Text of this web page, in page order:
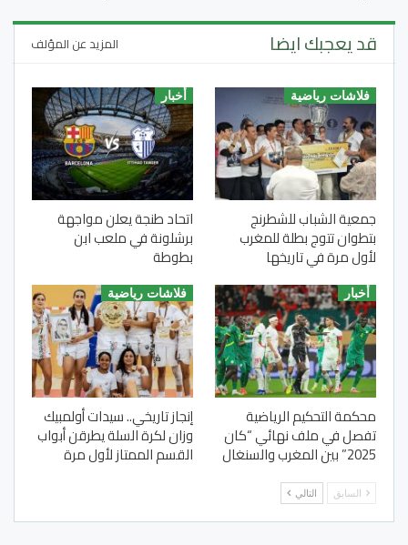
قد يعجبك ايضا المزيد عن المؤلف
فلاشات رياضية
جمعية الشباب للشطرنج
بتطوان تتوج بطلة للمغرب
لأول مرة في تاريخها
أخبار
اتحاد طنجة يعلن مواجهة
برشلونة في ملعب ابن
بطوطة
أخبار
محكمة التحكيم الرياضية
تفصل في ملف نهائي “كان
2025” بين المغرب والسنغال
فلاشات رياضية
إنجاز تاريخي.. سيدات أولمبيك
وزان لكرة السلة يطرقن أبواب
القسم الممتاز لأول مرة
السابق التالي